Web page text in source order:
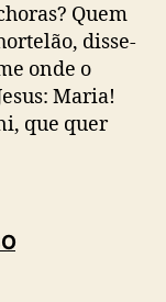
Quem
disse-
onde o
Maria!
que quer
d